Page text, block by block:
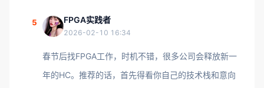
5 FPGA实践者
2026-02-10 16:34
春节后找FPGA工作，时机不错，很多公司会释放新一
年的HC。推荐的话，首先得看你自己的技术栈和意向